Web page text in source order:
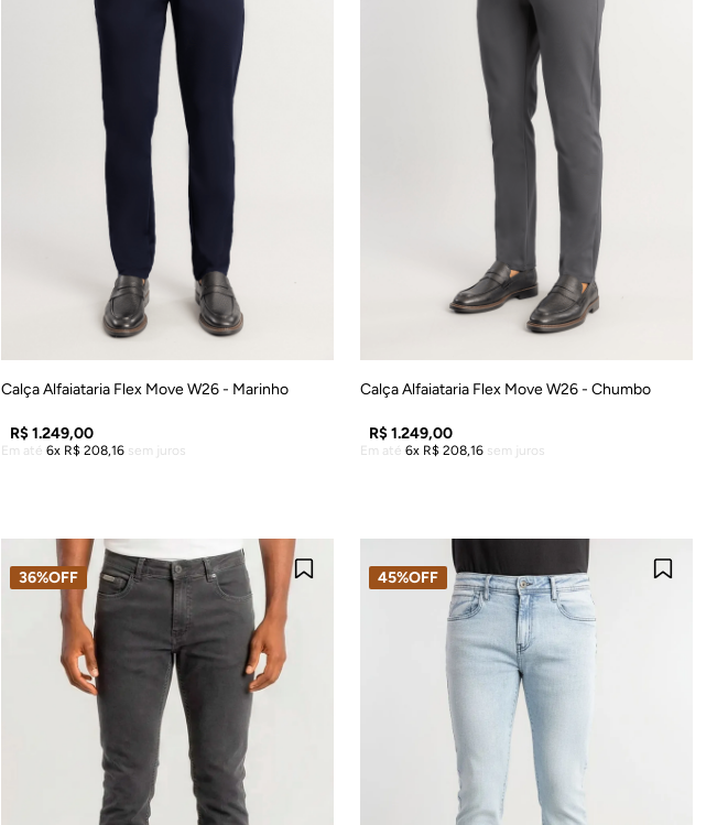
40 42 44 46
Calça Alfaiataria Flex Move W26 - Marinho
R$1.249,00
Em até 6 R$ 208,16 sem juros
44 46
Calça Alfaiataria Flex Move W26 - Chumbo
R$1.249,00
Em até 6 R$ 208,16 sem juros
36%OFF 45%OFF